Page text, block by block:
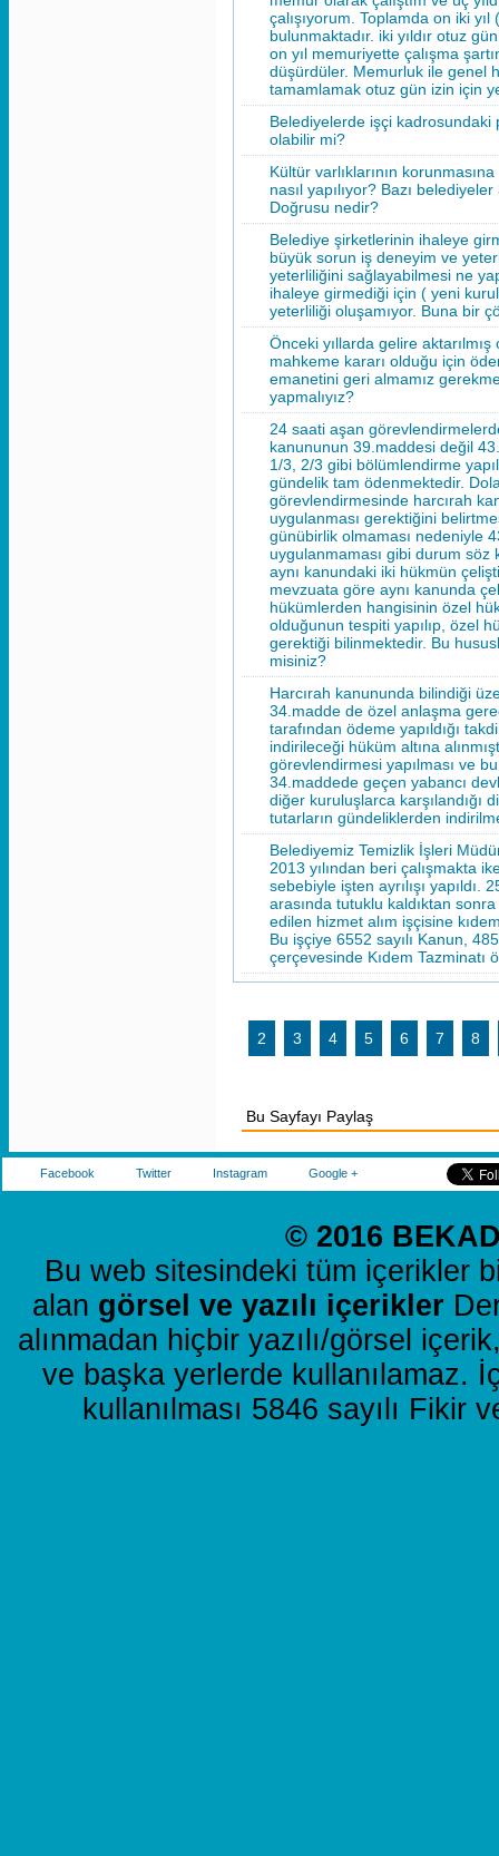
çalışıyorum. Toplamda on iki
bulunmaktadır. iki yıldır otuz
on yıl memuriyette çalışma
düşürdüler. Memurluk ile genel
tamamlamak otuz gün izin için
Belediyelerde işçi
olabilir mi?
Kültür varlıklarının
nasıl yapılıyor? Bazı
Doğrusu nedir?
Belediye şirketlerinin ihaleye
büyük sorun iş deneyim ve
yeterliliğini sağlayabilmesi ne
ihaleye girmediği için ( yeni
yeterliliği oluşamıyor. Buna bir
Önceki yıllarda gelire
mahkeme kararı olduğu için
emanetini geri almamız
yapmalıyız?
24 saati aşan
kanununun 39.maddesi değil
1/3, 2/3 gibi bölümlendirme
gündelik tam ödenmektedir.
görevlendirmesinde harcırah
uygulanması gerektiğini
günübirlik olmaması nedeniyle
uygulanmaması gibi durum söz
aynı kanundaki iki hükmün
mevzuata göre aynı kanunda
hükümlerden hangisinin özel
olduğunun tespiti yapılıp, özel
gerektiği bilinmektedir. Bu
misiniz?
Harcırah kanununda bilindiği
34.madde de özel anlaşma
tarafından ödeme yapıldığı
indirileceği hüküm altına
görevlendirmesi yapılması ve
34.maddede geçen yabancı
diğer kuruluşlarca karşılandığı
tutarların gündeliklerden
Belediyemiz Temizlik İşleri
2013 yılından beri çalışmakta
sebebiyle işten ayrılışı
arasında tutuklu kaldıktan
edilen hizmet alım işçisine
Bu işçiye 6552 sayılı Kanun,
çerçevesinde Kıdem Tazminatı
2 3 4 5 6 7 8
Bu Sayfayı Paylaş
Facebook Twitter Instagram Google +
© 2016
Bu web sitesindeki tüm içerikler
alan görsel ve yazılı içerikler
alınmadan hiçbir yazılı/görsel
ve başka yerlerde kullanılamaz.
kullanılması 5846 sayılı Fikir